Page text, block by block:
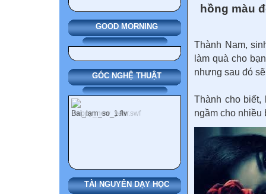
GOOD MORNING
GÓC NGHỆ THUẬT
TÀI NGUYÊN DẠY HỌC
hồng màu
Thành Nam,
làm quà cho
nhưng sau đó
Thành cho biết,
ngầm cho nhiều